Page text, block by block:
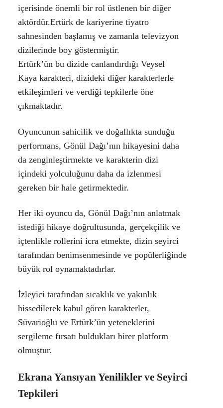
içerisinde önemli bir rol üstlenen bir diğer
aktördür.Ertürk de kariyerine tiyatro
sahnesinden başlamış ve zamanla televizyon
dizilerinde boy göstermiştir.
Ertürk’ün bu dizide canlandırdığı Veysel
Kaya karakteri, dizideki diğer karakterlerle
etkileşimleri ve verdiği tepkilerle öne
çıkmaktadır.
Oyuncunun sahicilik ve doğallıkta sunduğu
performans, Gönül Dağı’nın hikayesini daha
da zenginleştirmekte ve karakterin dizi
içindeki yolculuğunu daha da izlenmesi
gereken bir hale getirmektedir.
Her iki oyuncu da, Gönül Dağı’nın anlatmak
istediği hikaye doğrultusunda, gerçekçilik ve
içtenlikle rollerini icra etmekte, dizin seyirci
tarafından benimsenmesinde ve popülerliğinde
büyük rol oynamaktadırlar.
İzleyici tarafından sıcaklık ve yakınlık
hissedilerek kabul gören karakterler,
Süvarioğlu ve Ertürk’ün yeteneklerini
sergileme fırsatı buldukları birer platform
olmuştur.
Ekrana Yansıyan Yenilikler ve Seyirci
Tepkileri